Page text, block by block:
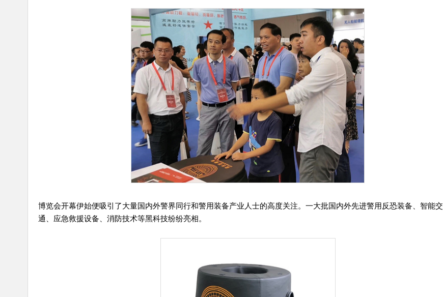
博览会开幕伊始便吸引了大量国内外警界同行和警用装备产业人士的高度关注。一大批国内外先进警用反恐装备、智能交
通、应急救援设备、消防技术等黑科技纷纷亮相。